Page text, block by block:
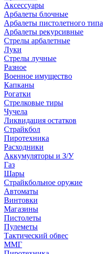
Аксессуары
Арбалеты блочные
Арбалеты пистолетного типа
Арбалеты рекурсивные
Стрелы арбалетные
Луки
Стрелы лучные
Разное
Военное имущество
Капканы
Рогатки
Стрелковые тиры
Чучела
Ликвидация остатков
Страйкбол
Пиротехника
Расходники
Аккумуляторы и З/У
Газ
Шары
Страйкбольное оружие
Автоматы
Винтовки
Магазины
Пистолеты
Пулеметы
Тактический обвес
ММГ